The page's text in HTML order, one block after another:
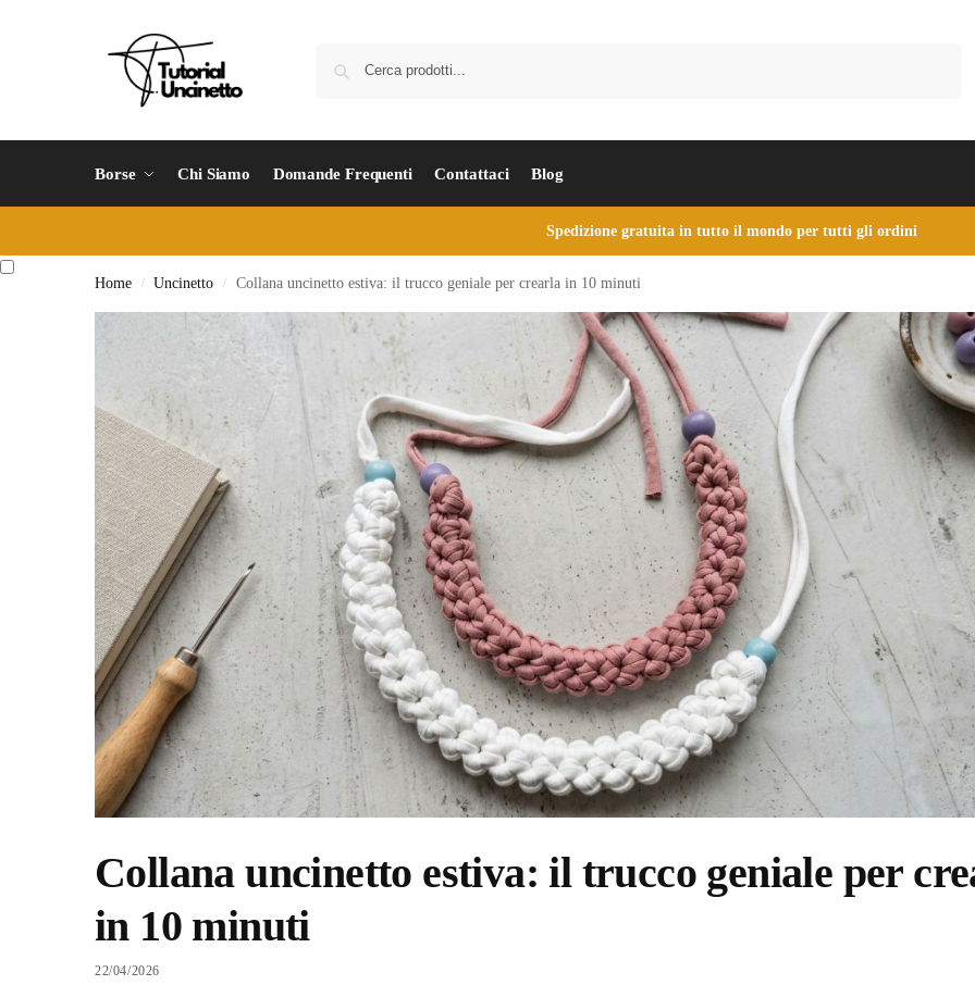
Borse Chi Siamo Domande Frequenti Contattaci Blog
Spedizione gratuita in tutto il mondo per tutti gli ordini
Home / Uncinetto / Collana uncinetto estiva: il trucco geniale per crearla in 10 minuti
Collana uncinetto estiva: il trucco geniale per
in 10 minuti
22/04/2026